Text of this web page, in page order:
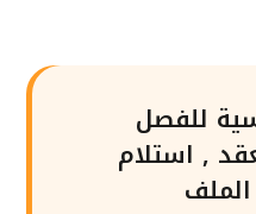
للفصل
, استلام